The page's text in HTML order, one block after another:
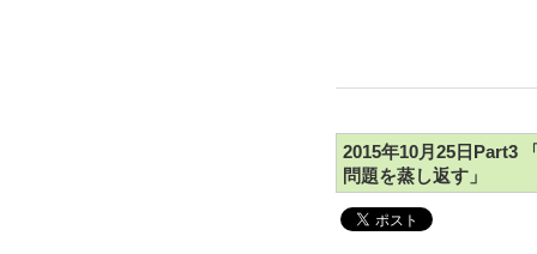
2015年10月25日Part3
問題を蒸し返す」